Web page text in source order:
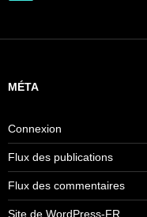
MÉTA
Connexion
Flux des publications
Flux des commentaires
Site de WordPress-FR